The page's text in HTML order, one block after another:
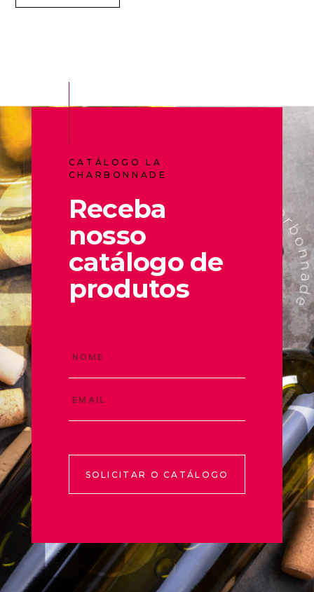
CATÁLOGO LA
CHARBONNADE
Receba
nosso
catálogo de
produtos
SOLICITAR O CATÁLOGO